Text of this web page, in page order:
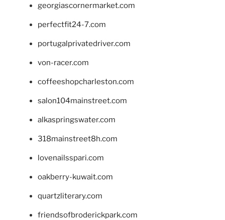
georgiascornermarket.com
perfectfit24-7.com
portugalprivatedriver.com
von-racer.com
coffeeshopcharleston.com
salon104mainstreet.com
alkaspringswater.com
318mainstreet8h.com
lovenailsspari.com
oakberry-kuwait.com
quartzliterary.com
friendsofbroderickpark.com